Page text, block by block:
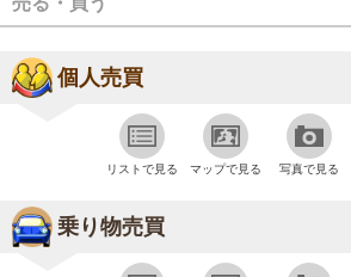
個人売買
リストで見る マップで見る 写真で見る
乗り物売買